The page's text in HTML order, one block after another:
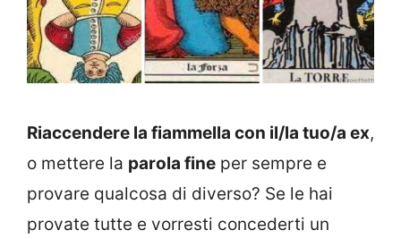
Riaccendere la fiammella con il/la tuo/a ex,
o mettere la parola fine per sempre e
provare qualcosa di diverso? Se le hai
provate tutte e vorresti concederti un